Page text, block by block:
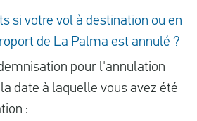
si votre vol à destination ou en
de La Palma est annulé ?
pour l'annulation
date à laquelle vous avez été
: